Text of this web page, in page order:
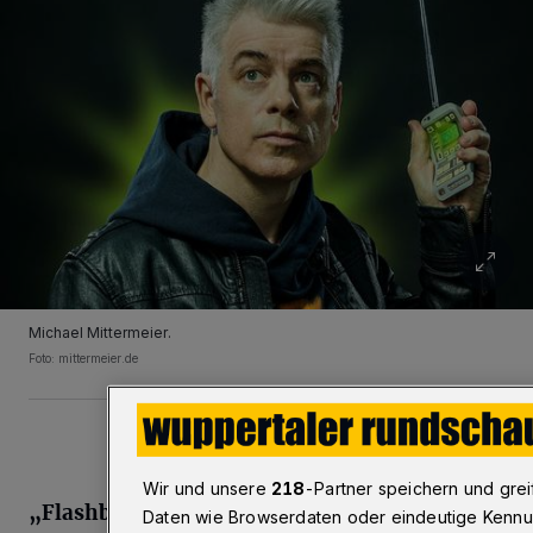
Michael Mittermeier.
Foto: mittermeier.de
„Flashback“ heißt das neue Programm von
Wir und unsere 218-Partner speichern und
Daten wie Browserdaten oder eindeutige